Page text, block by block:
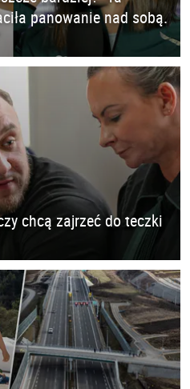
panowanie nad sobą.
chcą zajrzeć do teczki